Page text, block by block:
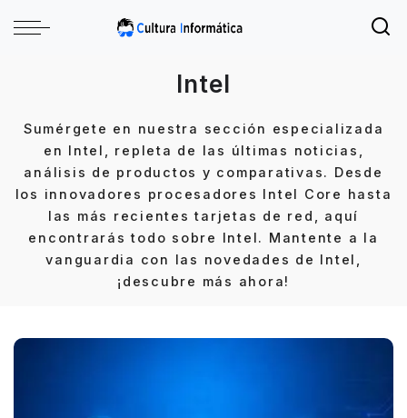
Intel
Sumérgete en nuestra sección especializada
en Intel, repleta de las últimas noticias,
análisis de productos y comparativas. Desde
los innovadores procesadores Intel Core hasta
las más recientes tarjetas de red, aquí
encontrarás todo sobre Intel. Mantente a la
vanguardia con las novedades de Intel,
¡descubre más ahora!